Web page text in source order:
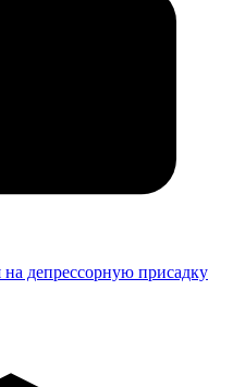
на депрессорную присадку